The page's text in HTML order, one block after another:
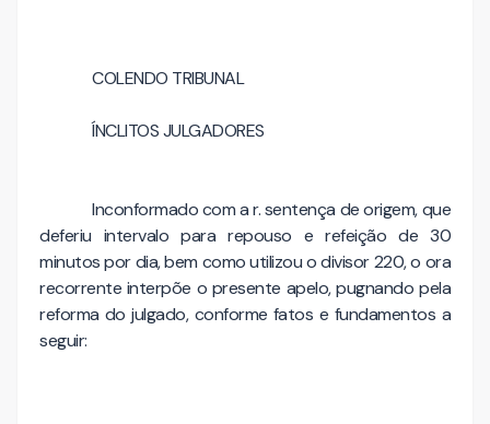
COLENDO TRIBUNAL
ÍNCLITOS JULGADORES
Inconformado com a r. sentença de origem, que
deferiu intervalo para repouso e refeição de 30
minutos por dia, bem como utilizou o divisor 220, o ora
recorrente interpõe o presente apelo, pugnando pela
reforma do julgado, conforme fatos e fundamentos a
seguir: